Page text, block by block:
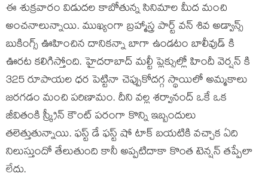
ఈ శుక్రవారం విడుదల కాబోతున్న సినిమాల మీద మంచి
అంచనాలున్నాయి. ముఖ్యంగా బ్రహ్మాస్త్ర పార్ట్ వన్ శివ అడ్వాన్స్
బుకింగ్స్ ఊహించిన దానికన్నా బాగా ఉండటం బాలీవుడ్ కి
ఊరట కలిగిస్తోంది. హైదరాబాద్ మల్టీ ప్లెక్సుల్లో హిందీ వెర్షన్ కి
325 రూపాయల ధర పెట్టినా చెప్పుకోదగ్గ స్థాయిలో అమ్మకాలు
జరగడం మంచి పరిణామం. దీని వల్ల శర్వానంద్ ఒకే ఒక
జీవితంకి స్క్రీన్ కౌంట్ పరంగా కొన్ని ఇబ్బందులు
తలెత్తుతున్నాయి. ఫస్ట్ డే ఫస్ట్ షో టాక్ బయటికి వచ్చాక ఏది
నిలుస్తుందో తేలుతుంది కానీ అప్పటిదాకా కొంత టెన్షన్ తప్పేలా
లేదు.